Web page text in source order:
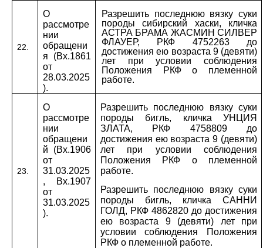
22.
О
рассмотре
нии
обращени
я (Вх.1861
от
28.03.2025
).
Разрешить последнюю вязку суки
породы сибирский хаски, кличка
АСТРА БРАМА ЖАСМИН СИЛВЕР
ФЛАУЕР, РКФ 4752263 до
достижения ею возраста 9 (девяти)
лет при условии соблюдения
Положения РКФ о племенной
работе.
23.
О
рассмотре
нии
обращени
й (Вх.1906
от
31.03.2025
, Вх.1907
от
31.03.2025
).
Разрешить последнюю вязку суки
породы бигль, кличка УНЦИЯ
ЗЛАТА, РКФ 4758809 до
достижения ею возраста 9 (девяти)
лет при условии соблюдения
Положения РКФ о племенной
работе.
Разрешить последнюю вязку суки
породы бигль, кличка САННИ
ГОЛД, РКФ 4862820 до достижения
ею возраста 9 (девяти) лет при
условии соблюдения Положения
РКФ о племенной работе.